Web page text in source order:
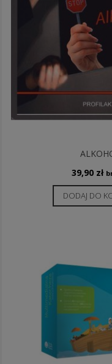
39,90 zł
DODAJ DO